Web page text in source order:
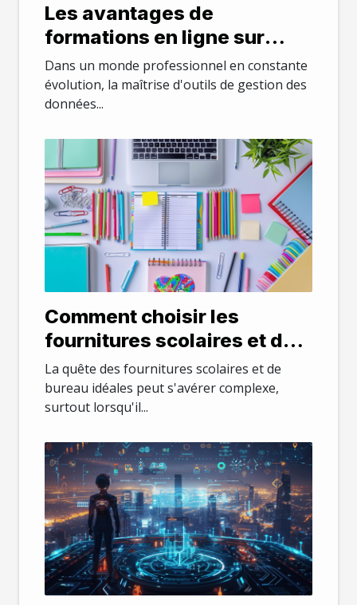
Les avantages de
formations en ligne sur
Excel pour professionnels
Dans un monde professionnel en constante
évolution, la maîtrise d'outils de gestion des
données...
Comment choisir les
fournitures scolaires et de
bureau idéales en ligne
La quête des fournitures scolaires et de
bureau idéales peut s'avérer complexe,
surtout lorsqu'il...